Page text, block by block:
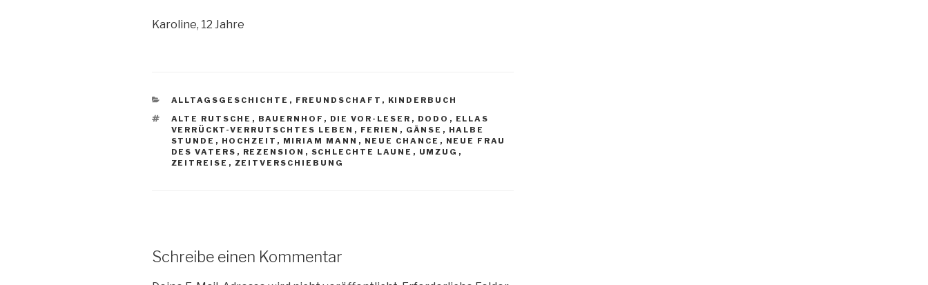
Karoline, 12 Jahre
KATEGORIEN
ALLTAGSGESCHICHTE , FREUNDSCHAFT , KINDERBUCH
SCHLAGWÖRTER
ALTE RUTSCHE , BAUERNHOF , DIE VOR-LESER , DODO , ELLAS
VERRÜCKT-VERRUTSCHTES LEBEN , FERIEN , GÄNSE , HALBE
STUNDE , HOCHZEIT , MIRIAM MANN , NEUE CHANCE , NEUE FRAU
DES VATERS , REZENSION , SCHLECHTE LAUNE , UMZUG ,
ZEITREISE , ZEITVERSCHIEBUNG
Schreibe einen Kommentar